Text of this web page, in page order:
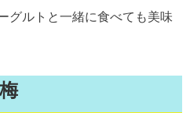
グルトと一緒に食べても美味